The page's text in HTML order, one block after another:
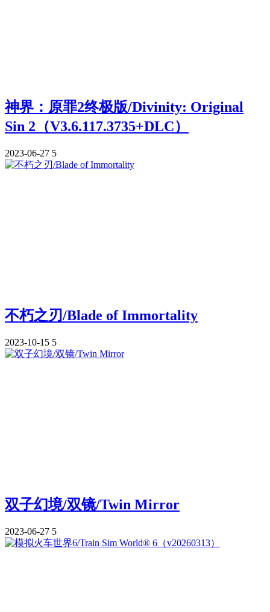
神界：原罪2终极版/Divinity: Original
Sin 2（V3.6.117.3735+DLC）
2023-06-27 5
不朽之刃/Blade of Immortality
2023-10-15 5
双子幻境/双镜/Twin Mirror
2023-06-27 5